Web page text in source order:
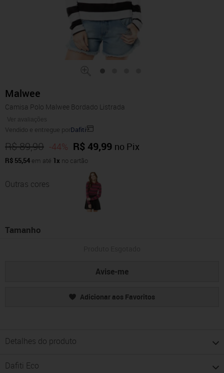
Malwee
Camisa Polo Malwee Bordado Listrada
Ver avaliações
Vendido e entregue porDafiti
R$ 89,90 -44% R$ 49,99 no Pix
R$ 55,54 em até 1x no cartão
Outras cores
Tamanho
Avise-me
Adicionar aos Favoritos
Detalhes do produto
Dafiti Eco